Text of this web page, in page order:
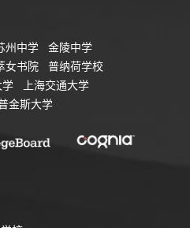
州中学 金陵中学
女书院 普纳荷学校
上海交通大学
金斯大学